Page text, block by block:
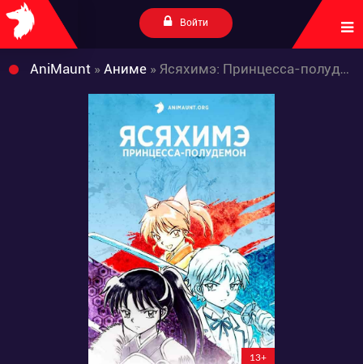
Войти
AniMaunt » Аниме » Ясяхимэ: Принцесса-полудемон
13+